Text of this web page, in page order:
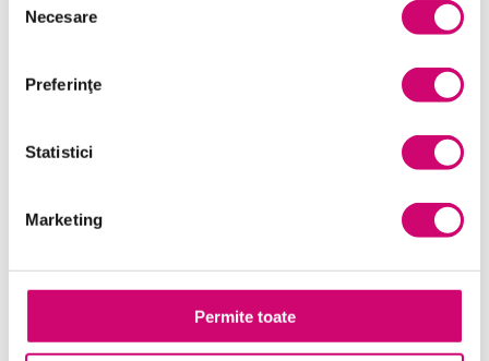
consimțământului
Necesare
Preferinţe
Statistici
Marketing
Permite toate
10 Motive Să Alegi Cursurile de Limba
Engleză pentru Dezvoltarea Ta
Profesională
Articole Similare